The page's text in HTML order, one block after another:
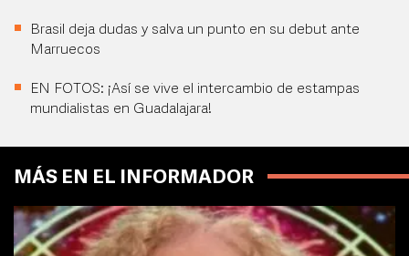
Brasil deja dudas y salva un punto en su debut ante
Marruecos
EN FOTOS: ¡Así se vive el intercambio de estampas
mundialistas en Guadalajara!
MÁS EN EL INFORMADOR